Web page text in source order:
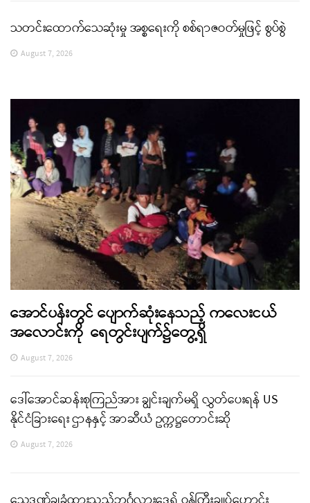
သတင်းထောက်သေဆုံးမှု အစ္စရေးကို စစ်ရာဇဝတ်မှုဖြင့် စွပ်စွဲ
August 7, 2026
အောင်ပန်းတွင် ပျောက်ဆုံးနေသည့် ကလေးငယ်
အလောင်းကို ရေတွင်းပျက်၌တွေ့ရှိ
August 7, 2026
ဒေါ်အောင်ဆန်းစုကြည်အား ချွင်းချက်မရှိ လွှတ်ပေးရန် US
နိုင်ငံခြားရေး ဌာနနှင့် အာဆီယံ ဥက္ကဋ္ဌတောင်းဆို
August 7, 2026